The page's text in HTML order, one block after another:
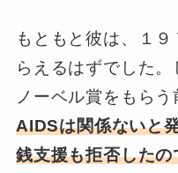
もともと彼は、１
らえるはずでした
ノーベル賞をもらう
AIDSは関係ないと
銭支援も拒否した